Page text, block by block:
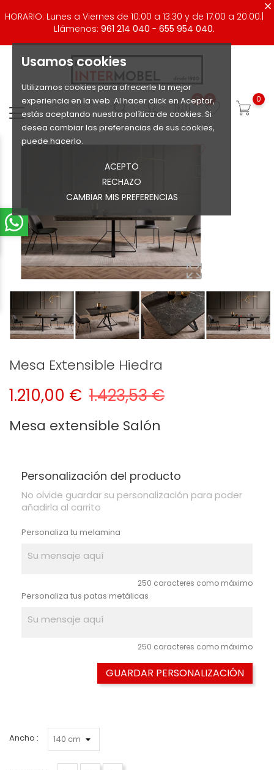
Usamos cookies
Utilizamos cookies para ofrecerle la mejor
experiencia en la web. Al hacer click en Aceptar,
estás aceptando nuestra política de cookies. Si
desea cambiar las preferencias de sus cookies,
puede hacerlo.
ACEPTO
RECHAZO
CAMBIAR MIS PREFERENCIAS
HORARIO: Lunes a Viernes de 10:00 a 13:30 y de 17:00 a 20:00.|
Llámenos: 961 214 040 - 655 954 040.
0 0 0
Mesa Extensible Hiedra
1.210,00 € 1.423,53 €
Mesa extensible Salón
Personalización del producto
No olvide guardar su personalización para poder
añadirla al carrito
Personaliza tu melamina
250 caracteres como máximo
Personaliza tus patas metálicas
250 caracteres como máximo
GUARDAR PERSONALIZACIÓN
Ancho :